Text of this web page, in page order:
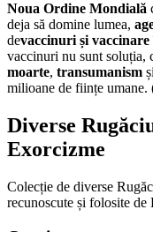
Noua Ordine Mondială
deja să domine lumea,
devaccinuri și
vaccinuri nu sunt soluția,
moarte, transumanism și
milioane de ființe umane.
Diverse
Exorcizme
Colecție de diverse
recunoscute și folosite de